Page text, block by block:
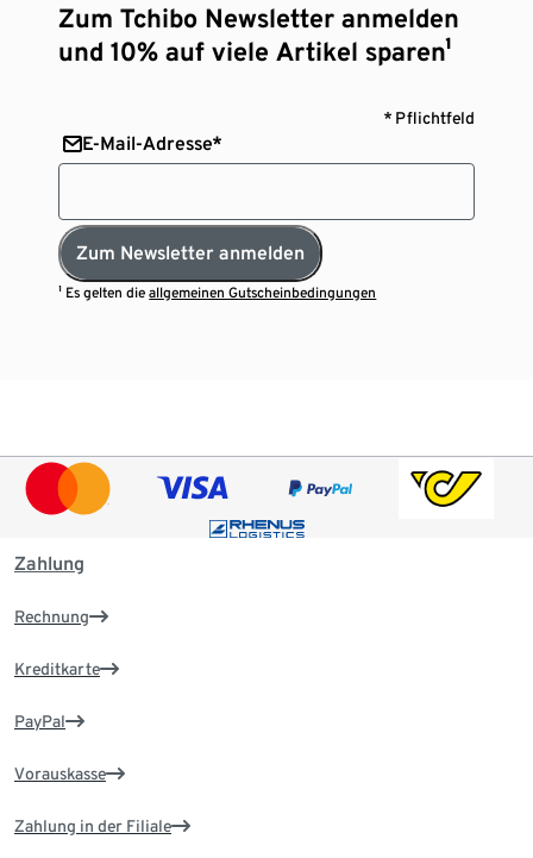
Zum Tchibo Newsletter anmelden
und 10% auf viele Artikel sparen¹
* Pflichtfeld
E-Mail-Adresse*
Zum Newsletter anmelden
¹ Es gelten dieallgemeinen Gutscheinbedingungen
Zahlung
Rechnung
Kreditkarte
PayPal
Vorauskasse
Zahlung in der Filiale